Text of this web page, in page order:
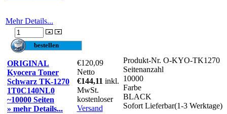
Mehr Details...
ORIGINAL
Kyocera Toner
Schwarz TK-1270
1T0C140NL0
~10000 Seiten
» mehr Details...
€120,09
Netto
€144,11 inkl.
MwSt.
kostenloser
Versand
Produkt-Nr. O-KYO-TK1270
Seitenanzahl
10000
Farbe
BLACK
Sofort Lieferbar(1-3 Werktage)